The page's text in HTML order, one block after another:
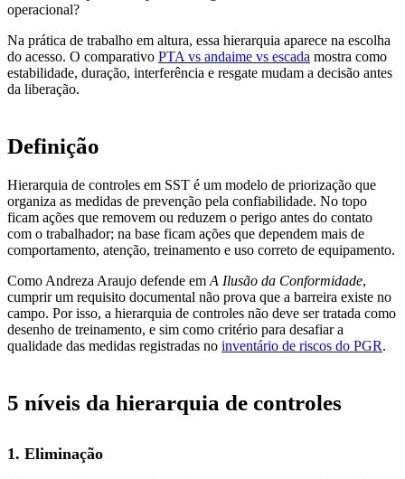
operacional?
Na prática de trabalho em altura, essa hierarquia aparece na escolha
do acesso. O comparativo PTA vs andaime vs escada mostra como
estabilidade, duração, interferência e resgate mudam a decisão antes
da liberação.
Definição
Hierarquia de controles em SST é um modelo de priorização que
organiza as medidas de prevenção pela confiabilidade. No topo
ficam ações que removem ou reduzem o perigo antes do contato
com o trabalhador; na base ficam ações que dependem mais de
comportamento, atenção, treinamento e uso correto de equipamento.
Como Andreza Araujo defende em A Ilusão da Conformidade,
cumprir um requisito documental não prova que a barreira existe no
campo. Por isso, a hierarquia de controles não deve ser tratada como
desenho de treinamento, e sim como critério para desafiar a
qualidade das medidas registradas no inventário de riscos do PGR.
5 níveis da hierarquia de controles
1. Eliminação